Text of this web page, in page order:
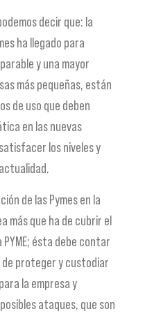
decir que: la
ha llegado para
y una mayor
más pequeñas, están
de uso que deben
en las nuevas
los niveles y
de las Pymes en la
más que ha de cubrir el
ésta debe contar
de proteger y custodiar
la empresa y
ataques, que son